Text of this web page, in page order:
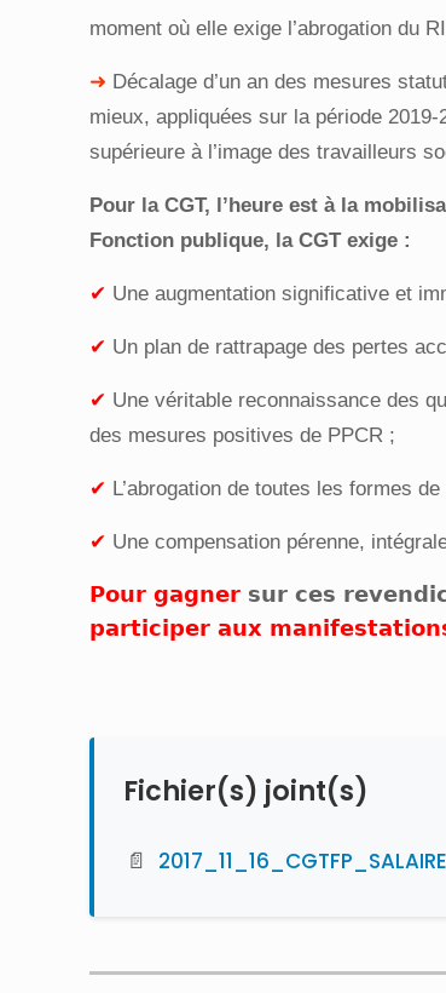
moment où elle exige l’abrogation du
➜ Décalage d’un an des mesures
mieux, appliquées sur la période
supérieure à l’image des travailleurs
Pour la CGT, l’heure est à la
Fonction publique, la CGT exige :
✔ Une augmentation significative et
✔ Un plan de rattrapage des pertes
✔ Une véritable reconnaissance des
des mesures positives de PPCR ;
✔ L’abrogation de toutes les formes
✔ Une compensation pérenne,
Pour gagner sur ces
participer aux
Fichier(s) joint(s)
📄